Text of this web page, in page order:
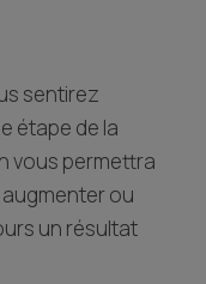
sentirez
étape de la
vous permettra
ou
un résultat